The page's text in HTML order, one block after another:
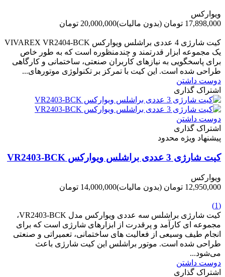
ویوارکس
17,898,000 تومان
(بدون مالیات)20,000,000 تومان
کیت شارژی 4 عددی براشلس ویوارکس VIVAREX VR2404-BCK
یک مجموعه ابزار قدرتمند و چندمنظوره است که به طور خاص
برای پاسخگویی به نیازهای کاربران صنعتی، ساختمانی و کارگاهی
طراحی شده است. این کیت با تمرکز بر تکنولوژی موتورهای...
دوست داشتن
اشتراک گذاری
دوست داشتن
اشتراک گذاری
پیشنهاد ویژه محدود
کیت شارژی 3 عددی براشلس ویوارکس VR2403-BCK
ویوارکس
12,950,000 تومان
(بدون مالیات)14,000,000 تومان
(1)
کیت شارژی براشلس سه عددی ویوارکس مدل VR2403-BCK،
مجموعه ای کارآمد و پرقدرت از ابزارهای شارژی است که برای
انجام طیف وسیعی از فعالیت های ساختمانی، تعمیراتی و صنعتی
طراحی شده است. موتور براشلس این کیت شارژی باعث
می‌شود...
دوست داشتن
اشتراک گذاری